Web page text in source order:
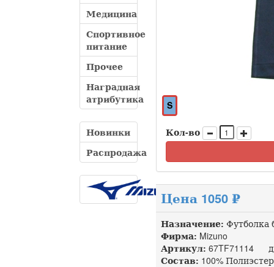
Медицина
Спортивное
питание
Прочее
Наградная
атрибутика
Новинки
Распродажа
S
Кол-во
Цена 1050 ₽
Назначение: Футболка
Фирма: Mizuno
Артикул: 67TF71114
Состав: 100% Полиэстер